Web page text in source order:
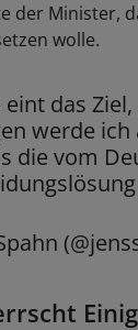
der Minister,
wolle.
eint das
werde
die vom